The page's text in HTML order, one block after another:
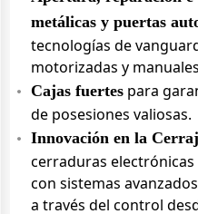
metálicas y puertas
tecnologías de
motorizadas y
Cajas fuertes para
de posesiones valiosas.
Innovación en la
cerraduras
con sistemas
a través del control